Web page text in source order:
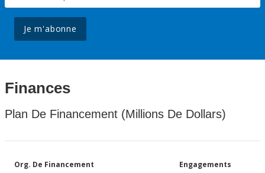
Je m'abonne
Finances
Plan De Financement (Millions De Dollars)
Org. De Financement Engagements